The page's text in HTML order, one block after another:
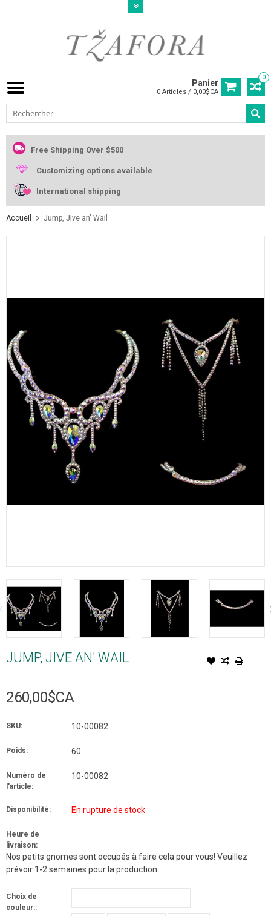
0
Panier
0 Articles / 0,00$CA
Free Shipping Over $500
Customizing options available
International shipping
Accueil Jump, Jive an' Wail
JUMP, JIVE AN' WAIL
260,00$CA
SKU: 10-00082
Poids: 60
Numéro de
l'article:
10-00082
Disponibilité: En rupture de stock
Heure de
livraison:
Nos petits gnomes sont occupés à faire cela pour vous! Veuillez
prévoir 1-2 semaines pour la production.
Choix de
couleur::